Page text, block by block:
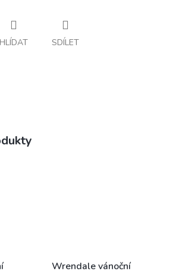
HLÍDAT SDÍLET
Wrendale vánoční